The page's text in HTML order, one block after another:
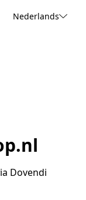
Nederlands
Dovendi